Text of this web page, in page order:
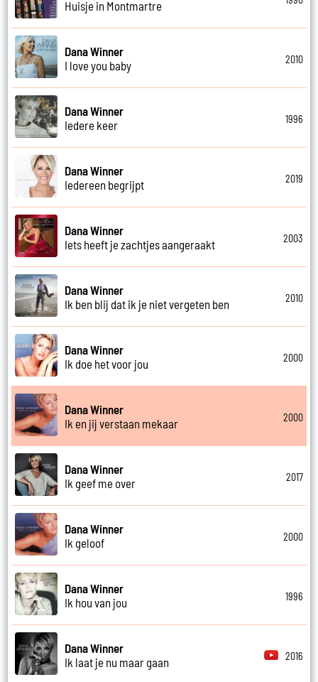
Huisje in Montmartre
Dana Winner
I love you baby
2010
Dana Winner
Iedere keer
1996
Dana Winner
Iedereen begrijpt
2019
Dana Winner
Iets heeft je zachtjes aangeraakt
2003
Dana Winner
Ik ben blij dat ik je niet vergeten ben
2010
Dana Winner
Ik doe het voor jou
2000
Dana Winner
Ik en jij verstaan mekaar
2000
Dana Winner
Ik geef me over
2017
Dana Winner
Ik geloof
2000
Dana Winner
Ik hou van jou
1996
Dana Winner
Ik laat je nu maar gaan
2016